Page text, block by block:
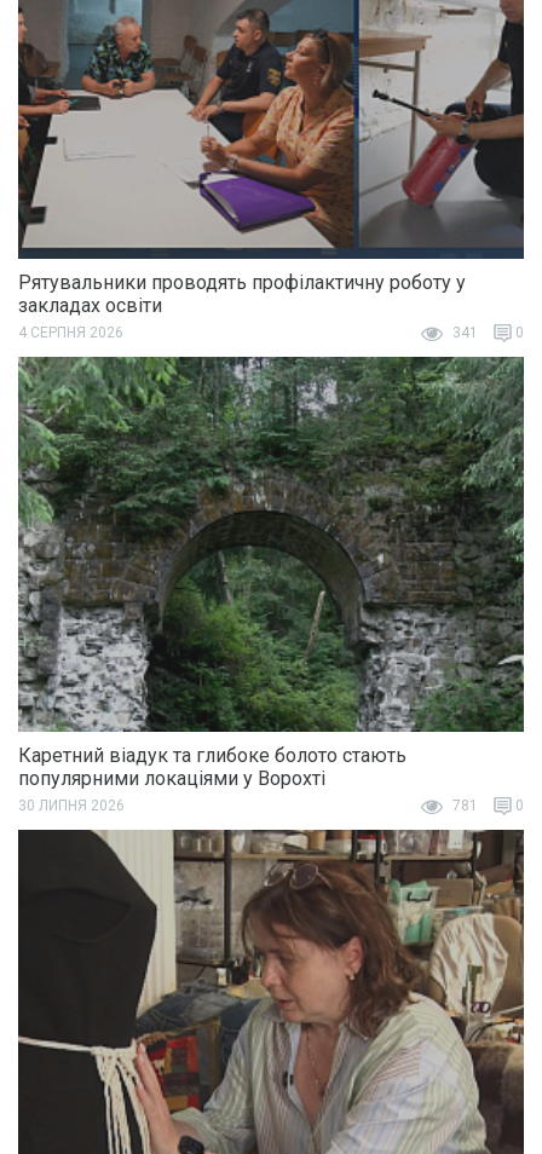
Рятувальники проводять профілактичну роботу у
закладах освіти
4 СЕРПНЯ 2026 341 0
Каретний віадук та глибоке болото стають
популярними локаціями у Ворохті
30 ЛИПНЯ 2026 781 0